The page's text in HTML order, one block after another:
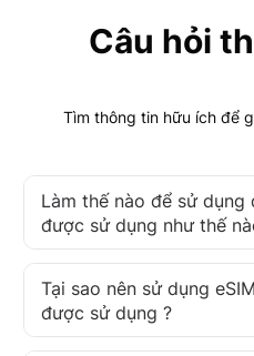
Câu hỏi
Tìm thông tin hữu ích để
Làm thế nào để sử dụng
được sử dụng như thế
Tại sao nên sử dụng
được sử dụng ?